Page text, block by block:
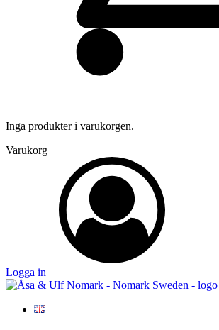
Inga produkter i varukorgen.
Varukorg
Logga in